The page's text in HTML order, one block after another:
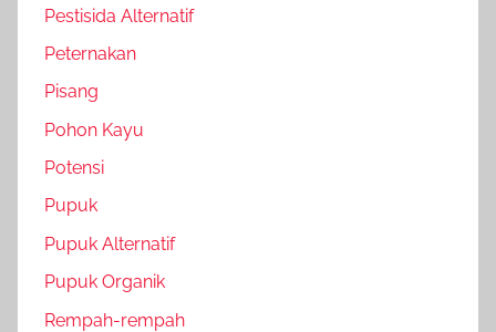
Pestisida Alternatif
Peternakan
Pisang
Pohon Kayu
Potensi
Pupuk
Pupuk Alternatif
Pupuk Organik
Rempah-rempah